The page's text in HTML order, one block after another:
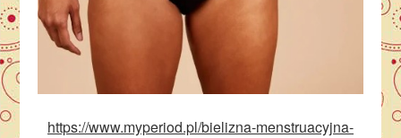
https://www.myperiod.pl/bielizna-menstruacyjna-